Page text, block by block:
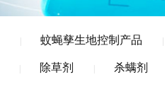
蚊蝇孳生地控制产品
除草剂 杀螨剂